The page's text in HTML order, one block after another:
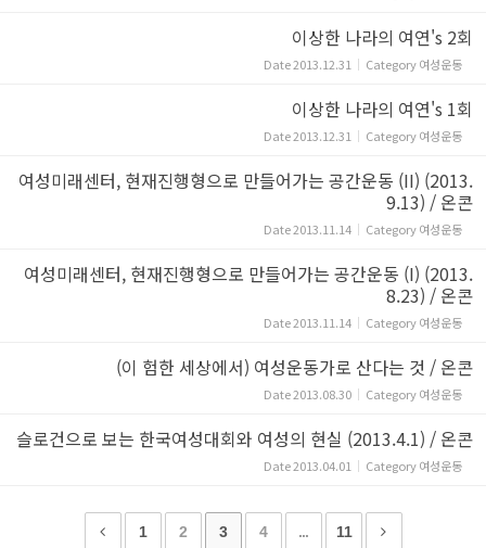
이상한 나라의 여연's 2회
Date2013.12.31 Category여성운동
이상한 나라의 여연's 1회
Date2013.12.31 Category여성운동
여성미래센터, 현재진행형으로 만들어가는 공간운동 (II) (2013.
9.13) / 온콘
Date2013.11.14 Category여성운동
여성미래센터, 현재진행형으로 만들어가는 공간운동 (I) (2013.
8.23) / 온콘
Date2013.11.14 Category여성운동
(이 험한 세상에서) 여성운동가로 산다는 것 / 온콘
Date2013.08.30 Category여성운동
슬로건으로 보는 한국여성대회와 여성의 현실 (2013.4.1) / 온콘
Date2013.04.01 Category여성운동
1 2 3 4 ... 11